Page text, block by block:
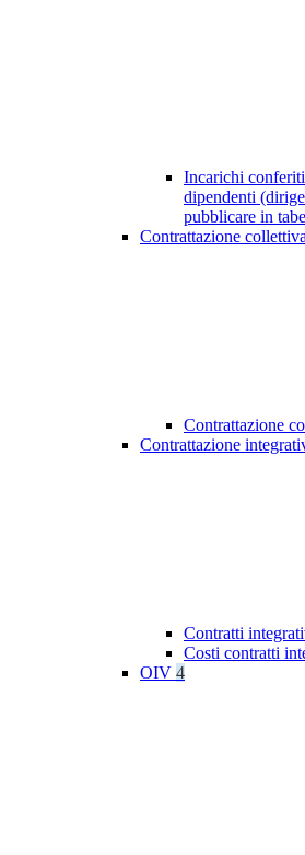
Incarichi
dipendenti
pubblicare in
Contrattazione collettiva
Contrattazione
Contrattazione
Contratti
Costi contratti
OIV 4